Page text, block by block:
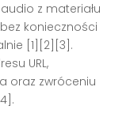
z materiału
konieczności
[1][2][3].
URL,
oraz zwróceniu